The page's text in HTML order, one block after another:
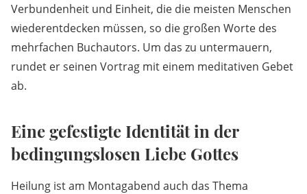
Verbundenheit und Einheit, die die meisten Menschen
wiederentdecken müssen, so die großen Worte des
mehrfachen Buchautors. Um das zu untermauern,
rundet er seinen Vortrag mit einem meditativen Gebet
ab.
Eine gefestigte Identität in der
bedingungslosen Liebe Gottes
Heilung ist am Montagabend auch das Thema